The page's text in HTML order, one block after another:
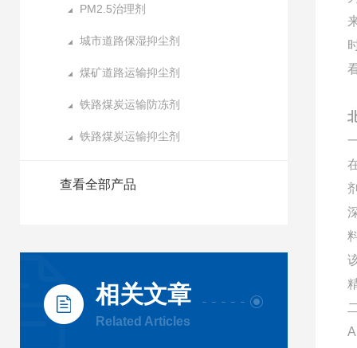
PM2.5治理剂
城市道路保湿抑尘剂
煤矿道路运输抑尘剂
铁路煤炭运输防冻剂
铁路煤炭运输抑尘剂
查看全部产品
相关文章
Related Articles